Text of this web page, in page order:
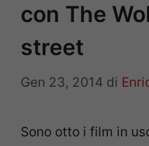
con The
street
Gen 23, 2014 di
Sono otto i film in